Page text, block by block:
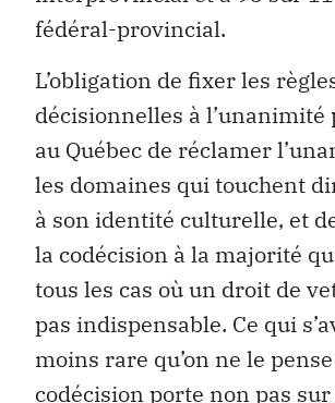
fédéral-provincial.
L’obligation de fixer les
décisionnelles à
au Québec de réclamer
les domaines qui touchent
à son identité culturelle, et
la codécision à la majorité
tous les cas où un droit de
pas indispensable. Ce qui
moins rare qu’on ne le
codécision porte non pas sur